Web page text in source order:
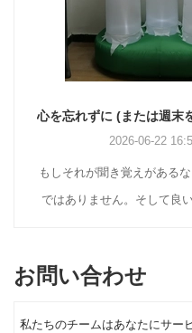
2026-06-22 16:55:16
もしそれが聞き覚えがあるなら、
ではありません。そして良い知
す必要もありません。
お問い合わせ
私たちのチームはあなたにサー